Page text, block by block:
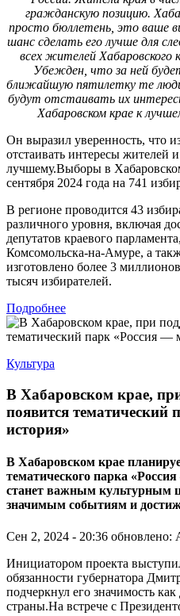
гражданскую позицию.
просто бюллетень, это ваше
шанс сделать его лучше для
всех жителей Хабаровского
Убежден, что за ней
ближайшую пятилетку те
будут отстаивать их
Хабаровском крае к
Он выразил уверенность, что
отстаивать интересы жителей
лучшему.Выборы в
сентября 2024 года на 741
В регионе проводится 43
различного уровня, включая
депутатов краевого
Комсомольска-на-Амуре, а
изготовлено более 3
тысяч избирателей.
Подробнее
Культура
В Хабаровском крае,
появится
история»
В Хабаровском крае
тематического парка
станет важным культурным
значимым событиям и
Сен 2, 2024 - 20:36 обновлено:
Инициатором проекта
обязанности губернатора
подчеркнул его значимость
страны.На встрече с